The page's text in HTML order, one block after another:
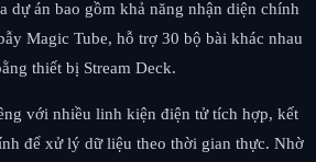
dự án bao gồm khả năng nhận diện chính
Magic Tube, hỗ trợ 30 bộ bài khác nhau
thiết bị Stream Deck.
với nhiều linh kiện điện tử tích hợp, kết
để xử lý dữ liệu theo thời gian thực. Nhờ